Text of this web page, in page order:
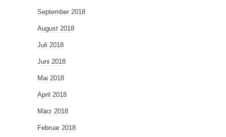
September 2018
August 2018
Juli 2018
Juni 2018
Mai 2018
April 2018
März 2018
Februar 2018